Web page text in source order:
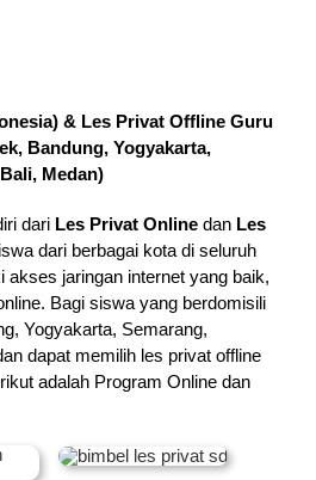
& Les Privat Offline Guru
Bandung, Yogyakarta,
Medan)
dari Les Privat Online dan Les
dari berbagai kota di seluruh
akses jaringan internet yang baik,
Bagi siswa yang berdomisili
Yogyakarta, Semarang,
dapat memilih les privat offline
adalah Program Online dan